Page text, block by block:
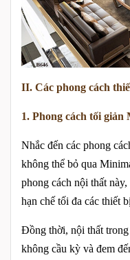
II. Các phong cách
1. Phong cách tối giản
Nhắc đến các phong
không thể bỏ qua
phong cách nội thất
hạn chế tối đa các thiết
Đồng thời, nội thất trong
không cầu kỳ và đem